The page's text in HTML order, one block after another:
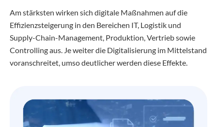
Am stärksten wirken sich digitale Maßnahmen auf die
Effizienzsteigerung in den Bereichen IT, Logistik und
Supply-Chain-Management, Produktion, Vertrieb sowie
Controlling aus. Je weiter die Digitalisierung im Mittelstand
voranschreitet, umso deutlicher werden diese Effekte.